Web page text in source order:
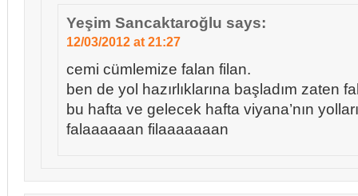
Yeşim Sancaktaroğlu says:
12/03/2012 at 21:27
cemi cümlemize falan filan.
ben de yol hazırlıklarına başladım zaten
bu hafta ve gelecek hafta viyana’nın
falaaaaaan filaaaaaaan